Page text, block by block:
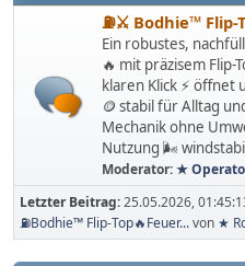
⛽️⚔️ Bodhie™ Flip-
Ein robustes,
🔥 mit präzisem Flip-
klaren Klick ⚡
🪙 stabil für Alltag
Mechanik ohne
Nutzung 🌬️
Moderator:★
Letzter Beitrag:25.05.2026,
⛽️Bodhie™ Flip-Top🔥Feuer...von ★